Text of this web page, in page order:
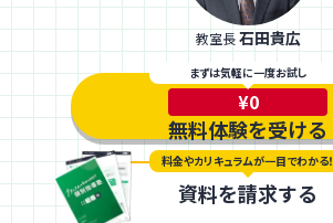
まずは気軽に一度お試し
¥0
無料体験を受ける
料金やカリキュラムが一目でわかる！
資料を請求する
教室長石田貴広